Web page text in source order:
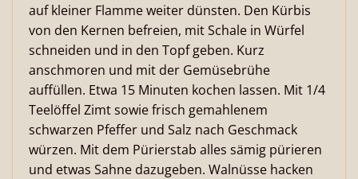
auf kleiner Flamme weiter dünsten. Den Kürbis
von den Kernen befreien, mit Schale in Würfel
schneiden und in den Topf geben. Kurz
anschmoren und mit der Gemüsebrühe
auffüllen. Etwa 15 Minuten kochen lassen. Mit 1/4
Teelöffel Zimt sowie frisch gemahlenem
schwarzen Pfeffer und Salz nach Geschmack
würzen. Mit dem Pürierstab alles sämig pürieren
und etwas Sahne dazugeben. Walnüsse hacken